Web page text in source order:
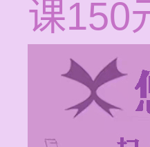
课150